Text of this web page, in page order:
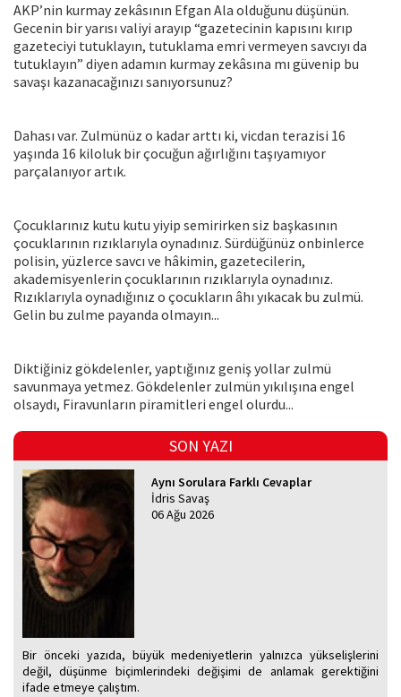
AKP’nin kurmay zekâsının Efgan Ala olduğunu düşünün.
Gecenin bir yarısı valiyi arayıp “gazetecinin kapısını kırıp
gazeteciyi tutuklayın, tutuklama emri vermeyen savcıyı da
tutuklayın” diyen adamın kurmay zekâsına mı güvenip bu
savaşı kazanacağınızı sanıyorsunuz?
Dahası var. Zulmünüz o kadar arttı ki, vicdan terazisi 16
yaşında 16 kiloluk bir çocuğun ağırlığını taşıyamıyor
parçalanıyor artık.
Çocuklarınız kutu kutu yiyip semirirken siz başkasının
çocuklarının rızıklarıyla oynadınız. Sürdüğünüz onbinlerce
polisin, yüzlerce savcı ve hâkimin, gazetecilerin,
akademisyenlerin çocuklarının rızıklarıyla oynadınız.
Rızıklarıyla oynadığınız o çocukların âhı yıkacak bu zulmü.
Gelin bu zulme payanda olmayın...
Diktiğiniz gökdelenler, yaptığınız geniş yollar zulmü
savunmaya yetmez. Gökdelenler zulmün yıkılışına engel
olsaydı, Firavunların piramitleri engel olurdu...
SON YAZI
Aynı Sorulara Farklı Cevaplar
İdris Savaş
06 Ağu 2026
Bir önceki yazıda, büyük medeniyetlerin yalnızca yükselişlerini
değil, düşünme biçimlerindeki değişimi de anlamak gerektiğini
ifade etmeye çalıştım.